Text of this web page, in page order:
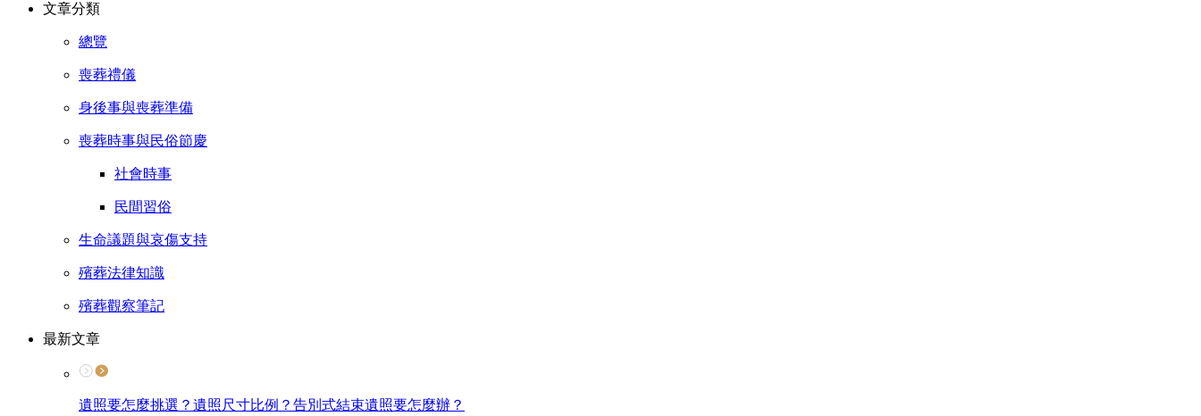
文章分類
總覽
喪葬禮儀
身後事與喪葬準備
喪葬時事與民俗節慶
社會時事
民間習俗
生命議題與哀傷支持
殯葬法律知識
殯葬觀察筆記
最新文章
遺照要怎麼挑選？遺照尺寸比例？告別式結束遺照要怎麼辦？